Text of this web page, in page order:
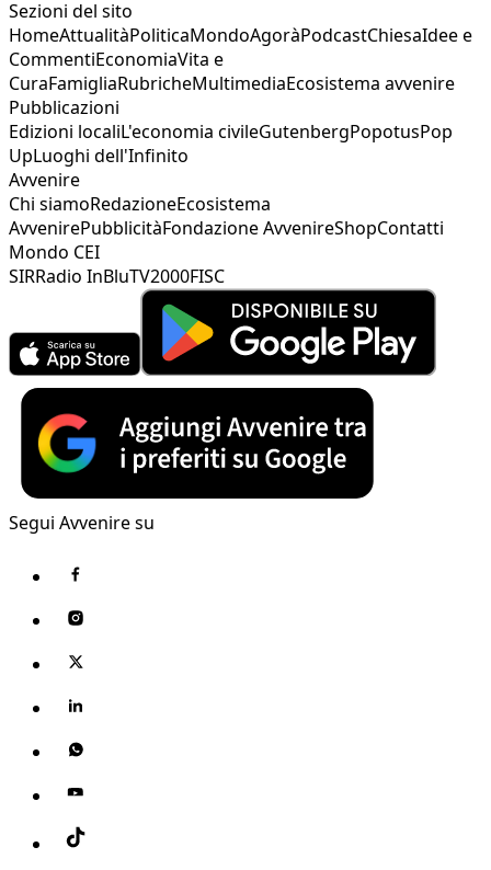
Sezioni del sito
HomeAttualitàPoliticaMondoAgoràPodcastChiesaIdee e
CommentiEconomiaVita e
CuraFamigliaRubricheMultimediaEcosistema avvenire
Pubblicazioni
Edizioni localiL'economia civileGutenbergPopotusPop
UpLuoghi dell'Infinito
Avvenire
Chi siamoRedazioneEcosistema
AvvenirePubblicitàFondazione AvvenireShopContatti
Mondo CEI
SIRRadio InBluTV2000FISC
Segui Avvenire su